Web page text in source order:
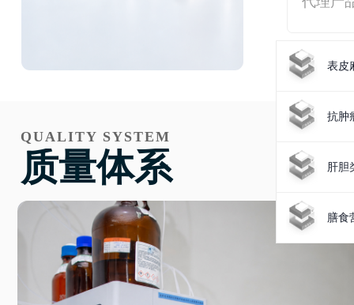
表皮
抗肿
肝胆
膳食
质量体系
QUALITY SYSTEM